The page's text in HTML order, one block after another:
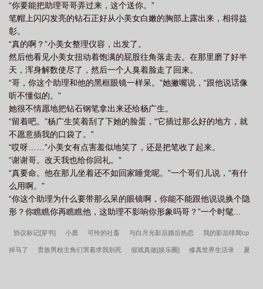
“你要能把助理哥哥弄过来，这个送你。”
笔帽上闪闪发亮的钻石正好从小美女白嫩的胸部上露出来，相得益
彰。
“真的啊？”小美女整理仪容，出发了。
然后他看见小美女扭动着饱满的屁股往角落走去。在那里磨了好半
天，浑身解数使尽了，然后一个人臭着脸走了回来。
“哥，你这个助理和他的黑框眼镜一样呆。”她撇嘴说，“跟他说话像
听不懂似的。”
她很不情愿地把钻石钢笔拿出来还给杨广生。
“留着吧。”杨广生笑着刮了下她的脸蛋，“它插过那么好的地方，就
不愿意插我的口袋了。”
“哎呀……”小美女有点害羞似地笑了，还是把笔收了起来。
“谢谢哥。改天我也给你回礼。”
“真要命。他在那儿坐着还不如回家睡觉呢。”一个哥们儿说，“有什
么用啊。”
“你这个助理为什么要带那么呆的眼镜啊，你能不能跟他说说换个隐
形？你瞧瞧你再瞧瞧他，这助理不影响你形象吗哥？”一个时髦...
协议标记[穿书] 小鹿 可怜的社畜 与白月光影后婚后热恋 我的影后绯闻cp
掉马了 贵族男校主角们哭着求我别死 假戏真做[娱乐圈] 修真世界生活录 夏